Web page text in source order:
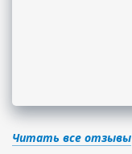
Читать все отзывы